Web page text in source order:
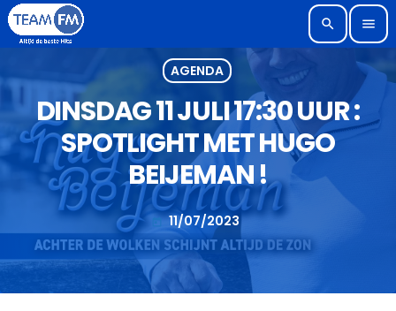
search menu
AGENDA
DINSDAG 11 JULI 17:30 UUR :
SPOTLIGHT MET HUGO
BEIJEMAN !
today 11/07/2023